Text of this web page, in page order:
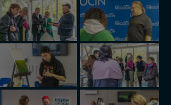
masz wątpliwości co do naszych
wycofać swoją zgodę. Więcej
w naszejPolityce Prywatności
przycisk PRZEJDŹ DO SERWISU
przetwarzanie Twoich danych.
oraz nie udostępnia
podmiotom oraz osobom
jest sytuacja, gdy przekazanie